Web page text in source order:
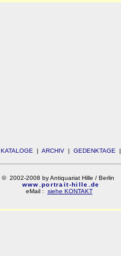
KATALOGE | ARCHIV | GEDENKTAGE
© 2002-2008 by Antiquariat Hille / Berlin
www.portrait-hille.de
eMail : siehe KONTAKT